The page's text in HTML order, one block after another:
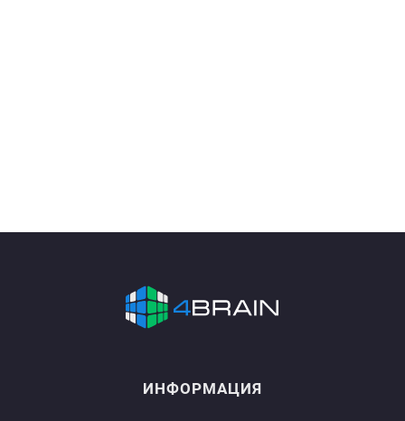
ИНФОРМАЦИЯ